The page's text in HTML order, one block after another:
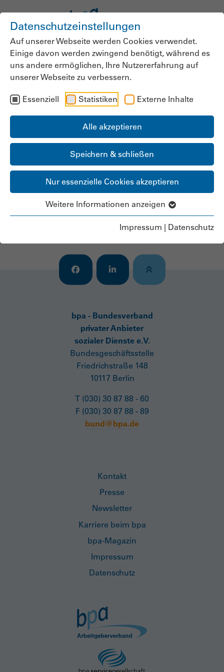
Datenschutzeinstellungen
Auf unserer Webseite werden Cookies verwendet.
Einige davon werden zwingend benötigt, während es
uns andere ermöglichen, Ihre Nutzererfahrung auf
unserer Webseite zu verbessern.
Essenziell Statistiken Externe Inhalte
Alle akzeptieren
Speichern & schließen
Nur essenzielle Cookies akzeptieren
Weitere Informationen anzeigen
Impressum | Datenschutz
Mitgliedsnummer / Benutzername:
Angemeldet bleiben:
bpa - Bundesverband
privater Anbieter
sozialer Dienste e.V.
Bundesgeschäftsstelle
Friedrichstraße 148
10117 Berlin
T (030) 30 87 88 - 60
F (030) 30 87 88 - 89
bund@bpa.de
Kontakt
Presse
Newsletter
Karriere beim bpa
bpa-Magazin
Impressum
Datenschutz